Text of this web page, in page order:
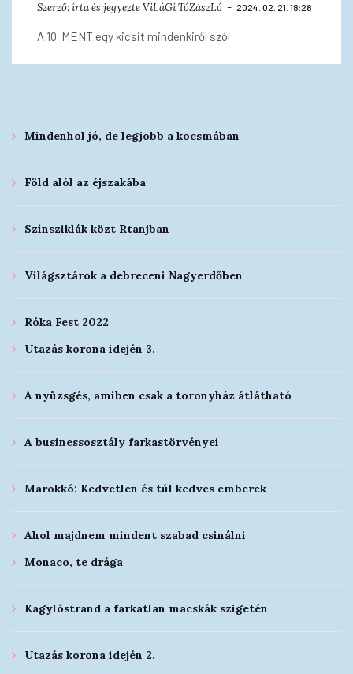
Szerző:írta és jegyezte ViLáGí TóZászLó 2024. 02. 21. 18:28
A 10. MENT egy kicsit mindenkiről szól
Mindenhol jó, de legjobb a kocsmában
Föld alól az éjszakába
Színsziklák közt Rtanjban
Világsztárok a debreceni Nagyerdőben
Róka Fest 2022
Utazás korona idején 3.
A nyüzsgés, amiben csak a toronyház átlátható
A businessosztály farkastörvényei
Marokkó: Kedvetlen és túl kedves emberek
Ahol majdnem mindent szabad csinálni
Monaco, te drága
Kagylóstrand a farkatlan macskák szigetén
Utazás korona idején 2.